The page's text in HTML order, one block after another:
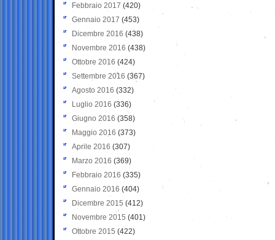
Febbraio 2017 (420)
Gennaio 2017 (453)
Dicembre 2016 (438)
Novembre 2016 (438)
Ottobre 2016 (424)
Settembre 2016 (367)
Agosto 2016 (332)
Luglio 2016 (336)
Giugno 2016 (358)
Maggio 2016 (373)
Aprile 2016 (307)
Marzo 2016 (369)
Febbraio 2016 (335)
Gennaio 2016 (404)
Dicembre 2015 (412)
Novembre 2015 (401)
Ottobre 2015 (422)